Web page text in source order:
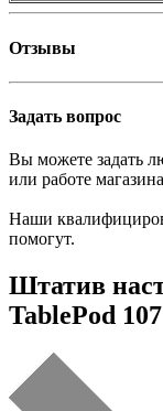
Отзывы
Задать вопрос
Вы можете задать
или работе
Наши
помогут.
Штатив
TablePod 107